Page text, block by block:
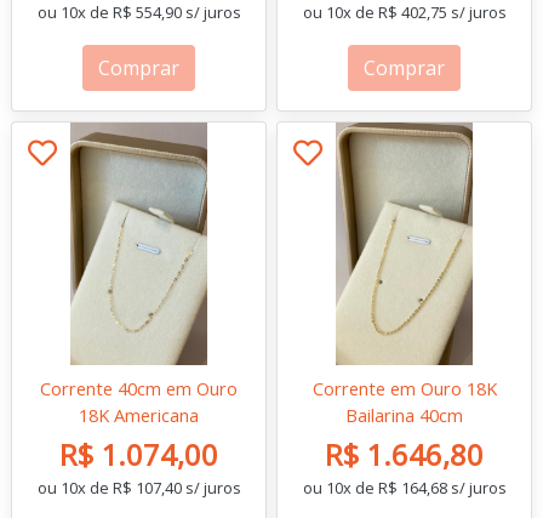
ou 10x de R$ 554,90 s/ juros
Comprar
ou 10x de R$ 402,75 s/ juros
Comprar
Corrente 40cm em Ouro
18K Americana
R$ 1.074,00
ou 10x de R$ 107,40 s/ juros
Corrente em Ouro 18K
Bailarina 40cm
R$ 1.646,80
ou 10x de R$ 164,68 s/ juros